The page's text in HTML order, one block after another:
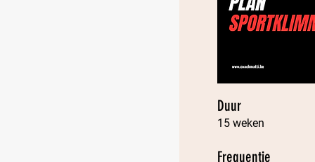
Duur
15 weken
Frequentie